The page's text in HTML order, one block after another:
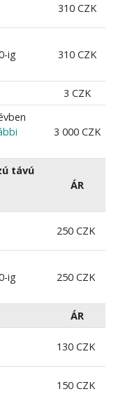
310 CZK
ig
310 CZK
3 CZK
3 000 CZK
távú
ÁR
250 CZK
ig
250 CZK
ÁR
130 CZK
150 CZK